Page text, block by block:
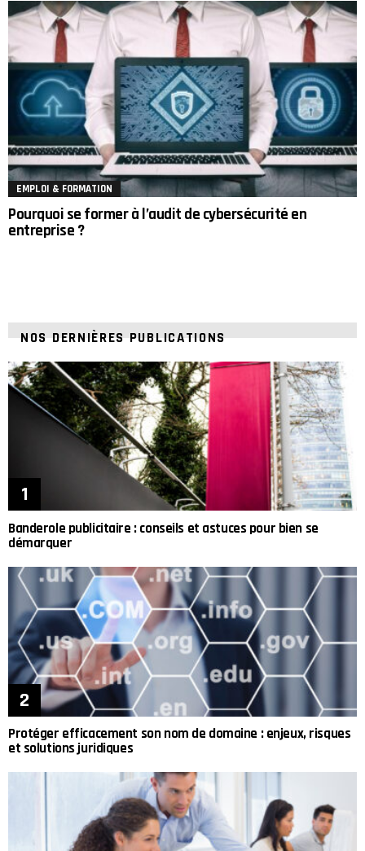
EMPLOI & FORMATION
Pourquoi se former à l’audit de cybersécurité en
entreprise ?
NOS DERNIÈRES PUBLICATIONS
Banderole publicitaire : conseils et astuces pour bien se
démarquer
Protéger efficacement son nom de domaine : enjeux, risques
et solutions juridiques